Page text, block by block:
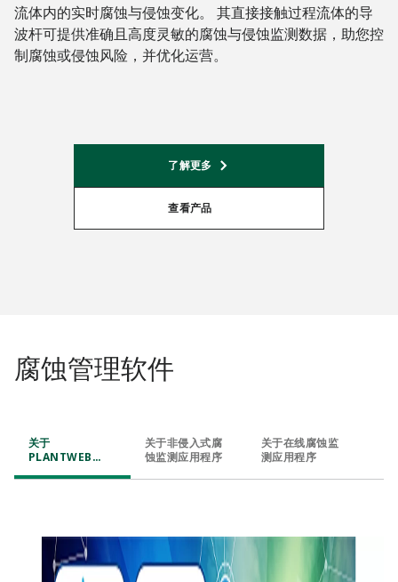
流体内的实时腐蚀与侵蚀变化。 其直接接触过程流体的导
波杆可提供准确且高度灵敏的腐蚀与侵蚀监测数据，助您控
制腐蚀或侵蚀风险，并优化运营。
了解更多
查看产品
腐蚀管理软件
关于
PLANTWEB
INSIGHT™ 腐蚀
关于非侵入式腐
蚀监测应用程序
关于在线腐蚀监
测应用程序